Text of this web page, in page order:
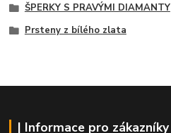
ŠPERKY S PRAVÝMI DIAMANTY
Prsteny z bílého zlata
| Informace pro zákazníky